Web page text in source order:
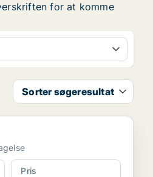
for at komme
Sorter søgeresultat
Pris